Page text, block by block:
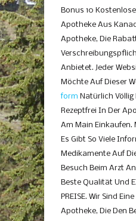
Bonus 10
Apotheke Aus
Apotheke, Die
Anbietet. Jeder
Möchte Auf Dieser
form Natürlich
Rezeptfrei In Der
Am Main Einkaufen.
Es Gibt So Viele
Medikamente Auf
Besuch Beim Arzt
Beste Qualität Und
PREISE. Wir Sind
Apotheke, Die Den